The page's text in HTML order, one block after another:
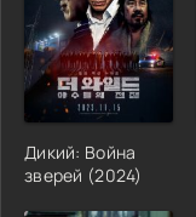
Дикий: Война
зверей (2024)